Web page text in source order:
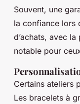
Souvent, une
la confiance lors
d’achats, avec
notable pour
Certains ateliers
Les bracelets à